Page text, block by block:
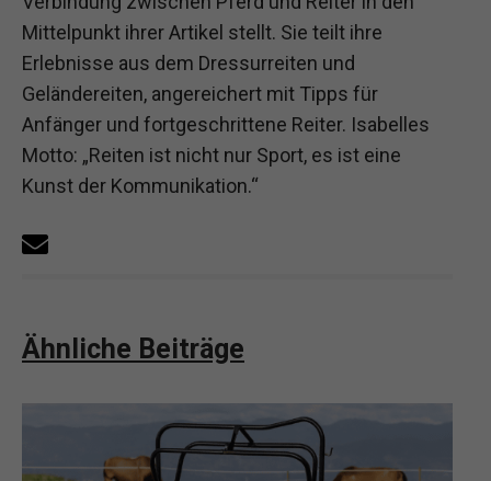
Mittelpunkt ihrer Artikel stellt. Sie teilt ihre
Erlebnisse aus dem Dressurreiten und
Geländereiten, angereichert mit Tipps für
Anfänger und fortgeschrittene Reiter. Isabelles
Motto: „Reiten ist nicht nur Sport, es ist eine
Kunst der Kommunikation.“
Ähnliche Beiträge